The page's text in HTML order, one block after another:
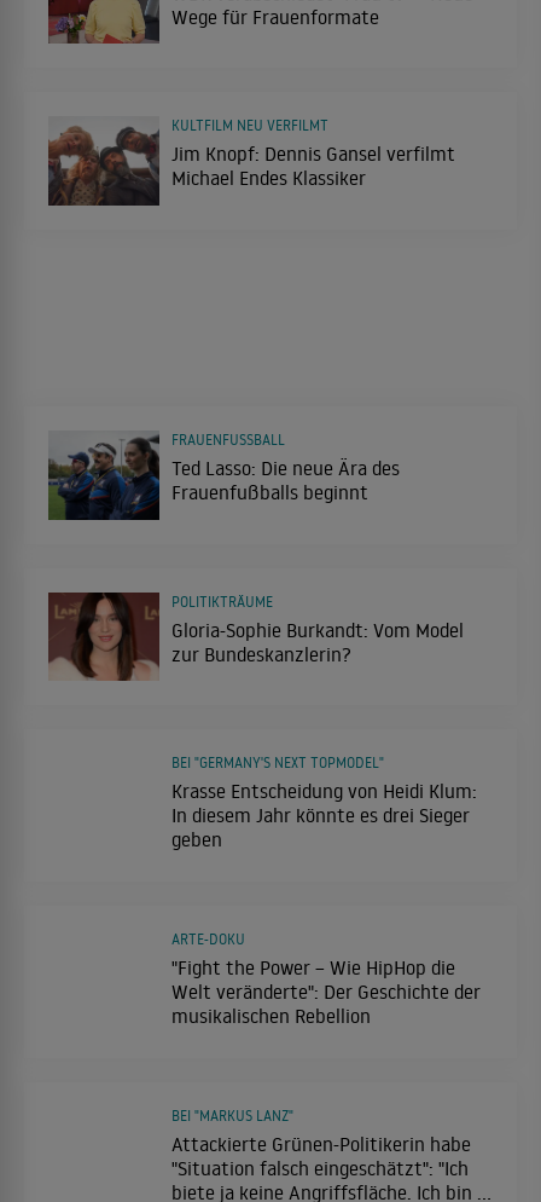
Wege für Frauenformate
Jim Knopf: Dennis Gansel verfilmt
Michael Endes Klassiker
KULTFILM NEU VERFILMT
Ted Lasso: Die neue Ära des
Frauenfußballs beginnt
FRAUENFUSSBALL
Gloria-Sophie Burkandt: Vom Model
zur Bundeskanzlerin?
POLITIKTRÄUME
Krasse Entscheidung von Heidi Klum:
In diesem Jahr könnte es drei Sieger
geben
BEI "GERMANY'S NEXT TOPMODEL"
"Fight the Power – Wie HipHop die
Welt veränderte": Der Geschichte der
musikalischen Rebellion
ARTE-DOKU
Attackierte Grünen-Politikerin habe
"Situation falsch eingeschätzt": "Ich
biete ja keine Angriffsfläche. Ich bin ja
BEI "MARKUS LANZ"